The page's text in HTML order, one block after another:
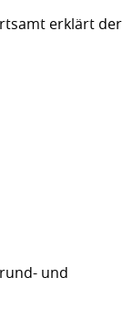
erklärt der
und